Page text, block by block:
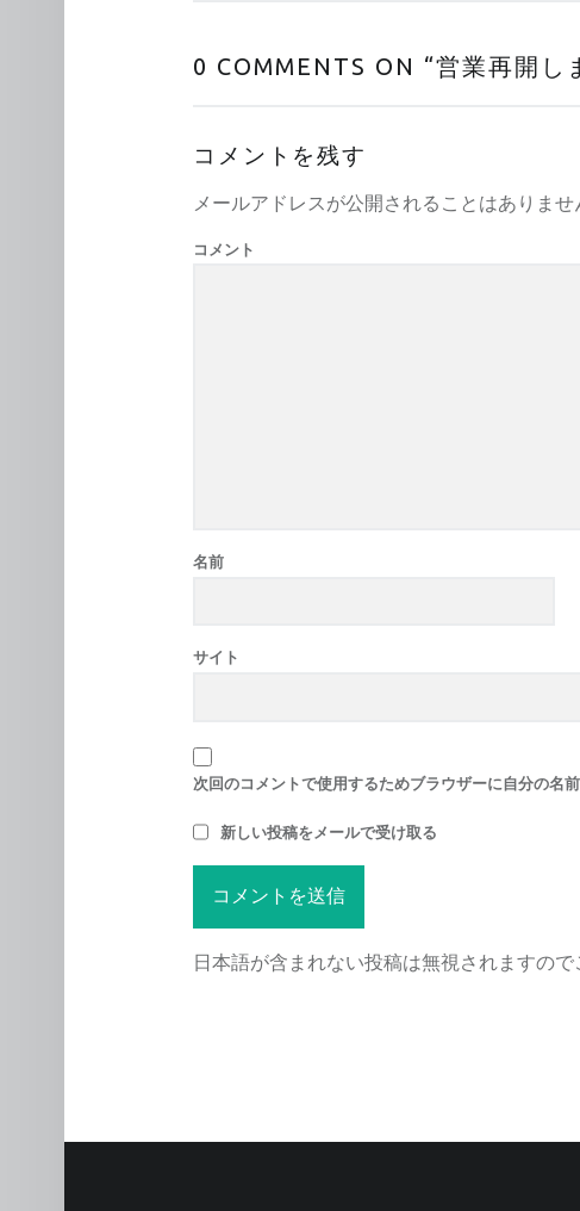
0 COMMENTS ON “営業再開し
コメントを残す
メールアドレスが公開されることはありませ
コメント
名前
サイト
次回のコメントで使用するためブラウザーに自分の名
新しい投稿をメールで受け取る
日本語が含まれない投稿は無視されますので